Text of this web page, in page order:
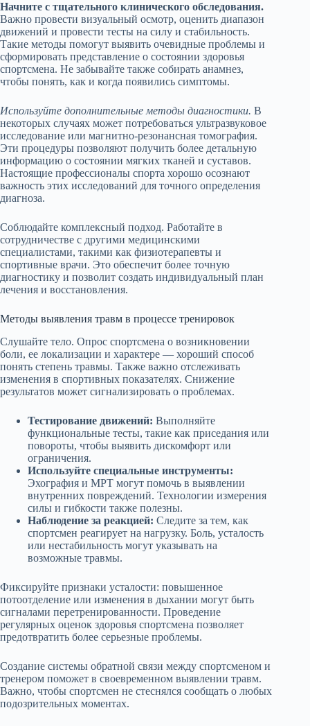
Начните с тщательного клинического обследования.
Важно провести визуальный осмотр, оценить диапазон
движений и провести тесты на силу и стабильность.
Такие методы помогут выявить очевидные проблемы и
сформировать представление о состоянии здоровья
спортсмена. Не забывайте также собирать анамнез,
чтобы понять, как и когда появились симптомы.
Используйте дополнительные методы диагностики. В
некоторых случаях может потребоваться ультразвуковое
исследование или магнитно-резонансная томография.
Эти процедуры позволяют получить более детальную
информацию о состоянии мягких тканей и суставов.
Настоящие профессионалы спорта хорошо осознают
важность этих исследований для точного определения
диагноза.
Соблюдайте комплексный подход. Работайте в
сотрудничестве с другими медицинскими
специалистами, такими как физиотерапевты и
спортивные врачи. Это обеспечит более точную
диагностику и позволит создать индивидуальный план
лечения и восстановления.
Методы выявления травм в процессе тренировок
Слушайте тело. Опрос спортсмена о возникновении
боли, ее локализации и характере — хороший способ
понять степень травмы. Также важно отслеживать
изменения в спортивных показателях. Снижение
результатов может сигнализировать о проблемах.
Тестирование движений: Выполняйте
функциональные тесты, такие как приседания или
повороты, чтобы выявить дискомфорт или
ограничения.
Используйте специальные инструменты:
Эхография и МРТ могут помочь в выявлении
внутренних повреждений. Технологии измерения
силы и гибкости также полезны.
Наблюдение за реакцией: Следите за тем, как
спортсмен реагирует на нагрузку. Боль, усталость
или нестабильность могут указывать на
возможные травмы.
Фиксируйте признаки усталости: повышенное
потоотделение или изменения в дыхании могут быть
сигналами перетренированности. Проведение
регулярных оценок здоровья спортсмена позволяет
предотвратить более серьезные проблемы.
Создание системы обратной связи между спортсменом и
тренером поможет в своевременном выявлении травм.
Важно, чтобы спортсмен не стеснялся сообщать о любых
подозрительных моментах.